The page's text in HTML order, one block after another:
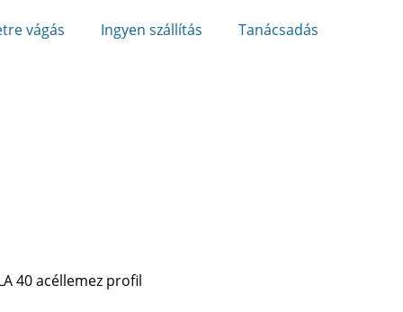
vágás Ingyen szállítás Tanácsadás
40 acéllemez profil